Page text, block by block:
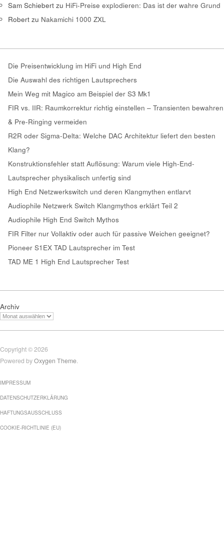
Sam Schiebert zu HiFi-Preise explodieren: Das ist der wahre Grund
Robert zu Nakamichi 1000 ZXL
Die Preisentwicklung im HiFi und High End
Die Auswahl des richtigen Lautsprechers
Mein Weg mit Magico am Beispiel der S3 Mk1
FIR vs. IIR: Raumkorrektur richtig einstellen – Transienten bewahren
& Pre-Ringing vermeiden
R2R oder Sigma-Delta: Welche DAC Architektur liefert den besten
Klang?
Konstruktionsfehler statt Auflösung: Warum viele High-End-
Lautsprecher physikalisch unfertig sind
High End Netzwerkswitch und deren Klangmythen entlarvt
Audiophile Netzwerk Switch Klangmythos erklärt Teil 2
Audiophile High End Switch Mythos
FIR Filter nur Vollaktiv oder auch für passive Weichen geeignet?
Pioneer S1EX TAD Lautsprecher im Test
TAD ME 1 High End Lautsprecher Test
Archiv
Copyright © 2026
Powered byOxygen Theme.
IMPRESSUM
DATENSCHUTZERKLÄRUNG
HAFTUNGSAUSSCHLUSS
COOKIE-RICHTLINIE (EU)